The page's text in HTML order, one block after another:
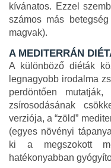
kívánatos. Ezzel
számos más
magvak).
A MEDITERRÁN
A különböző diéták
legnagyobb irodalma
perdöntően
zsírosodásának
verziója, a “zöld”
(egyes növényi
ki a megszokott
hatékonyabban